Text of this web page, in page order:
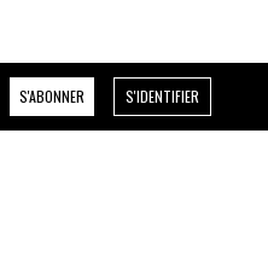
S'ABONNER S'IDENTIFIER